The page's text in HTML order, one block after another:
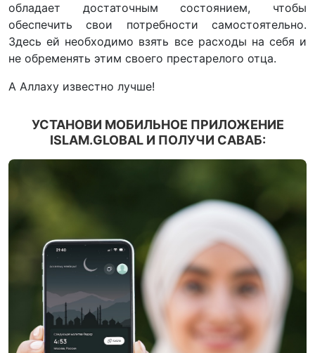
обладает достаточным состоянием, чтобы
обеспечить свои потребности самостоятельно.
Здесь ей необходимо взять все расходы на себя и
не обременять этим своего престарелого отца.
А Аллаху известно лучше!
УСТАНОВИ МОБИЛЬНОЕ ПРИЛОЖЕНИЕ
ISLAM.GLOBAL И ПОЛУЧИ САВАБ: